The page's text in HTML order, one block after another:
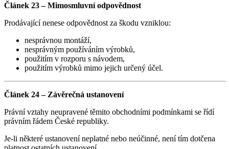
Článek 23 – Mimosmluvní odpovědnost
Prodávající nenese odpovědnost za škodu vzniklou:
nesprávnou montáží,
nesprávným používáním výrobků,
použitím v rozporu s návodem,
použitím výrobků mimo jejich určený účel.
Článek 24 – Závěrečná ustanovení
Právní vztahy neupravené těmito obchodními podmínkami se řídí
právním řádem České republiky.
Je-li některé ustanovení neplatné nebo neúčinné, není tím dotčena